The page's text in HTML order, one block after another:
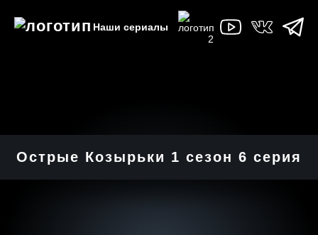
Наши сериалы
Острые Козырьки 1 cезон 6 cерия